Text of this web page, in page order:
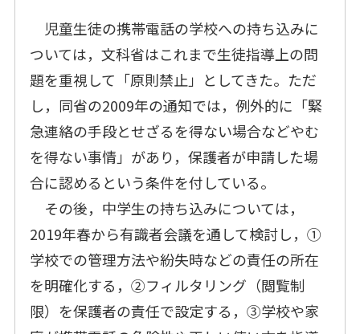
児童生徒の携帯電話の学校への持ち込みに
ついては，文科省はこれまで生徒指導上の問
題を重視して「原則禁止」としてきた。ただ
し，同省の2009年の通知では，例外的に「緊
急連絡の手段とせざるを得ない場合などやむ
を得ない事情」があり，保護者が申請した場
合に認めるという条件を付している。
その後，中学生の持ち込みについては，
2019年春から有識者会議を通して検討し，①
学校での管理方法や紛失時などの責任の所在
を明確化する，②フィルタリング（閲覧制
限）を保護者の責任で設定する，③学校や家